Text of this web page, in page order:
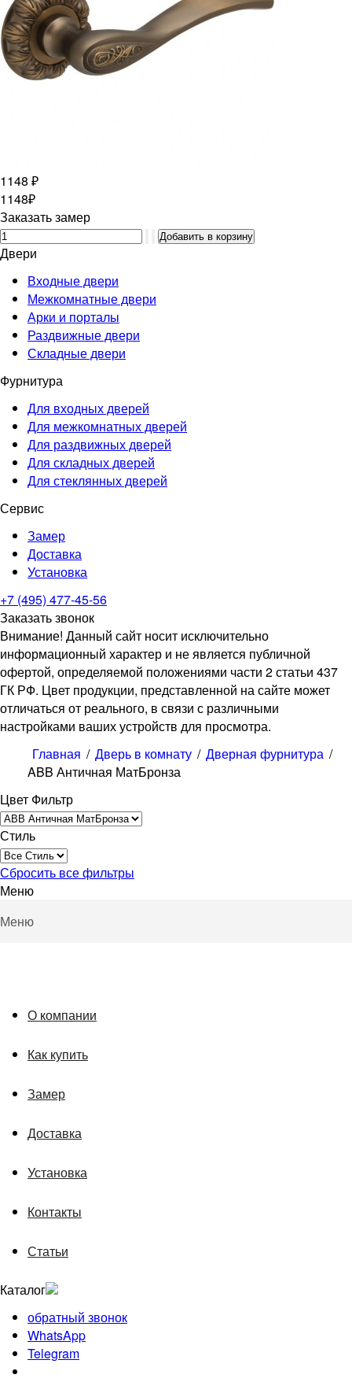
1148 ₽
1148₽
Заказать замер
Двери
Входные двери
Межкомнатные двери
Арки и порталы
Раздвижные двери
Складные двери
Фурнитура
Для входных дверей
Для межкомнатных дверей
Для раздвижных дверей
Для складных дверей
Для стеклянных дверей
Сервис
Замер
Доставка
Установка
+7 (495) 477-45-56
Заказать звонок
Внимание! Данный сайт носит исключительно
информационный характер и не является публичной
офертой, определяемой положениями части 2 статьи 437
ГК РФ. Цвет продукции, представленной на сайте может
отличаться от реального, в связи с различными
настройками ваших устройств для просмотра.
Главная / Дверь в комнату / Дверная фурнитура /
ABB Античная МатБронза
Цвет Фильтр
Стиль
Сбросить все фильтры
Меню
Меню
О компании
Как купить
Замер
Доставка
Установка
Контакты
Статьи
Каталог
обратный звонок
WhatsApp
Telegram